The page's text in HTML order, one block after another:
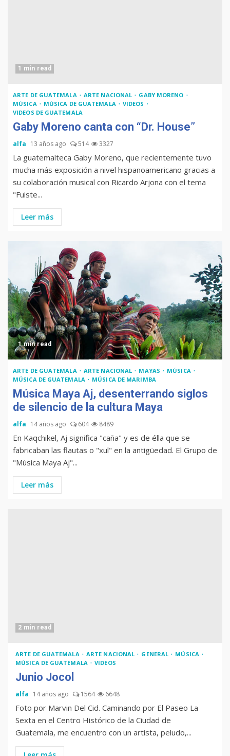
1 min read
ARTE DE GUATEMALA ARTE NACIONAL
GABY MORENO
MÚSICA
MÚSICA DE GUATEMALA
VIDEOS
VIDEOS DE GUATEMALA
Gaby Moreno canta con “Dr. House”
alfa 13 años ago 514 3327
La guatemalteca Gaby Moreno, que recientemente tuvo
mucha más exposición a nivel hispanoamericano gracias a
su colaboración musical con Ricardo Arjona con el tema
"Fuiste...
Leer más
1 min read
ARTE DE GUATEMALA ARTE NACIONAL MAYAS
MÚSICA
MÚSICA DE GUATEMALA
MÚSICA DE MARIMBA
Música Maya Aj, desenterrando siglos
de silencio de la cultura Maya
alfa 14 años ago 604 8489
En Kaqchikel, Aj significa "caña" y es de élla que se
fabricaban las flautas o "xul" en la antigüedad. El Grupo de
"Música Maya Aj"...
Leer más
2 min read
ARTE DE GUATEMALA ARTE NACIONAL GENERAL
MÚSICA
MÚSICA DE GUATEMALA
VIDEOS
Junio Jocol
alfa 14 años ago 1564 6648
Foto por Marvin Del Cid. Caminando por El Paseo La
Sexta en el Centro Histórico de la Ciudad de
Guatemala, me encuentro con un artista, peludo,...